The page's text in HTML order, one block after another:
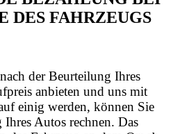
DES FAHRZEUGS
der Beurteilung Ihres
anbieten und uns mit
einig werden, können Sie
Autos rechnen. Das